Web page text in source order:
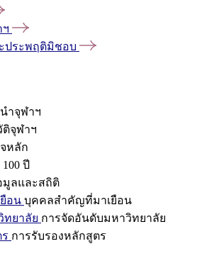
ประพฤติมิชอบ
ำจุฬาฯ
ติจุฬาฯ
หลัก
ปี
มูลและสถิติ
อน บุคคลสำคัญที่มาเยือน
ทยาลัย การจัดอันดับมหาวิทยาลัย
การรับรองหลักสูตร